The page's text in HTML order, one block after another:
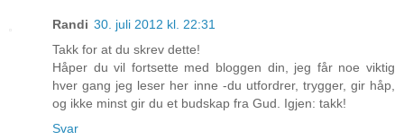
Randi 30. juli 2012 kl. 22:31
Takk for at du skrev dette!
Håper du vil fortsette med bloggen din, jeg får noe viktig
hver gang jeg leser her inne -du utfordrer, trygger, gir håp,
og ikke minst gir du et budskap fra Gud. Igjen: takk!
Svar